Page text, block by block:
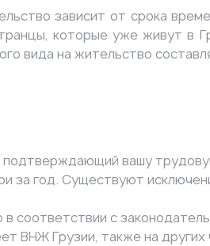
зависит от срока
которые уже живут в
вида на жительство
подтверждающий вашу
за год. Существуют
соответствии с
ВНЖ Грузии, также на других